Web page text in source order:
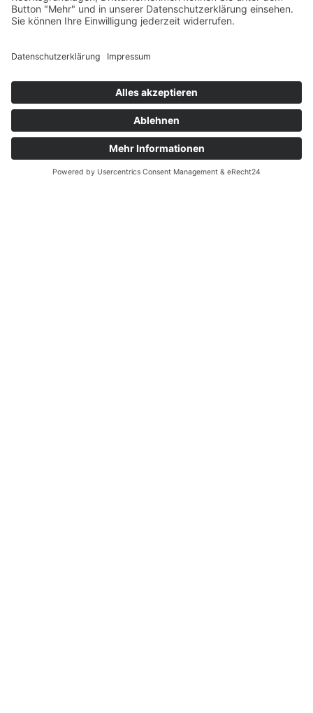
Das Team
Nadja Grether geleitet, die gemeinsam den Betrieb führen
und unsere langjährige Tradition weiterentwickeln. Durch ihre
Erfahrung und Leidenschaft für den Fachbereich
Bauelemente sichern sie die hohe Qualität unserer
Ob Renovierung, Neubau oder Sanierung